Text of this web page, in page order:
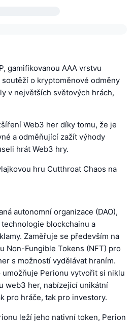
gamifikovanou AAA vrstvu
o kryptoměnové odměny
v největších světových hrách,
Web3 her díky tomu, že je
a odměňující zažít výhody
hrát Web3 hry.
hru Cutthroat Chaos na
autonomní organizace (DAO),
blockchainu a
Zaměřuje se především na
Non-Fungible Tokens (NFT) pro
s možností vydělávat hraním.
Perionu vytvořit si niklu
web3 her, nabízející unikátní
pro hráče, tak pro investory.
leží jeho nativní token, Perion